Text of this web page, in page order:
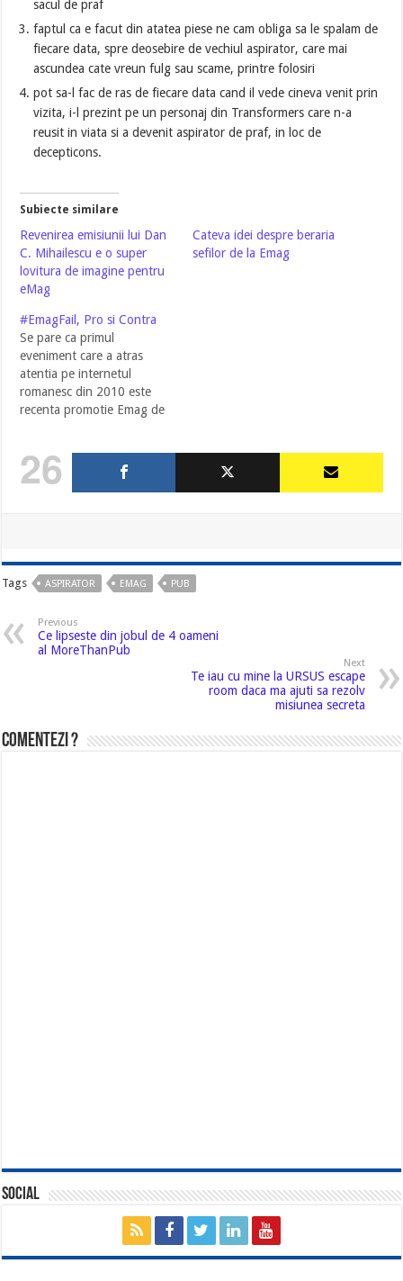
sacul de praf
faptul ca e facut din atatea piese ne cam obliga sa le spalam de
fiecare data, spre deosebire de vechiul aspirator, care mai
ascundea cate vreun fulg sau scame, printre folosiri
pot sa-l fac de ras de fiecare data cand il vede cineva venit prin
vizita, i-l prezint pe un personaj din Transformers care n-a
reusit in viata si a devenit aspirator de praf, in loc de
decepticons.
Subiecte similare
Revenirea emisiunii lui Dan
C. Mihailescu e o super
lovitura de imagine pentru
eMag
Cateva idei despre beraria
sefilor de la Emag
#EmagFail, Pro si Contra
Se pare ca primul
eveniment care a atras
atentia pe internetul
romanesc din 2010 este
recenta promotie Emag de
contra chiar din prima zi a
anului. Personal, cred ca a
26
Tags ASPIRATOR EMAG PUB
Previous
Ce lipseste din jobul de 4 oameni
al MoreThanPub
Next
Te iau cu mine la URSUS escape
room daca ma ajuti sa rezolv
misiunea secreta
Comentezi ?
Social